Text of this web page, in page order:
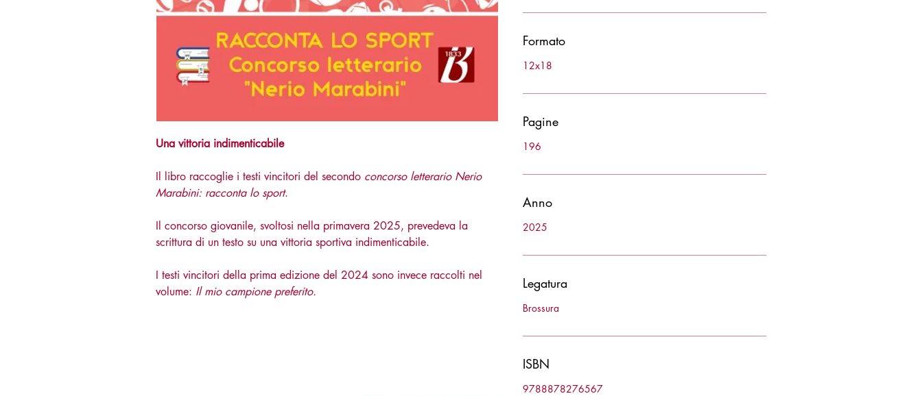
Una vittoria indimenticabile
Il libro raccoglie i testi vincitori del secondo concorso letterario Nerio
Marabini: racconta lo sport.
Il concorso giovanile, svoltosi nella primavera 2025, prevedeva la
scrittura di un testo su una vittoria sportiva indimenticabile.
I testi vincitori della prima edizione del 2024 sono invece raccolti nel
volume: Il mio campione preferito.
Formato
12x18
Pagine
196
Anno
2025
Legatura
Brossura
ISBN
9788878276567